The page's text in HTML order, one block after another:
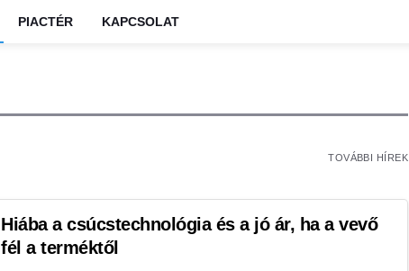
PIACTÉR KAPCSOLAT
TOVÁBBI HÍREK
Hiába a csúcstechnológia és a jó ár, ha a vevő
fél a terméktől